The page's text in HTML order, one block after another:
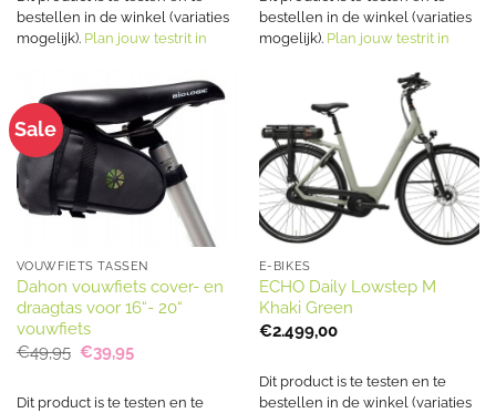
bestellen in de winkel (variaties
mogelijk). Plan jouw testrit in
bestellen in de winkel (variaties
mogelijk). Plan jouw testrit in
Sale
VOUWFIETS TASSEN
Dahon vouwfiets cover- en
draagtas voor 16“- 20“
vouwfiets
€49,95 Oorspronkelijke
prijs
€49,95.
€39,95Huidige
€39,95.
Dit product is te testen en te
E-BIKES
ECHO Daily Lowstep M
Khaki Green
€2.499,00
Dit product is te testen en te
bestellen in de winkel (variaties